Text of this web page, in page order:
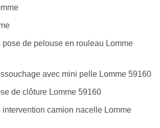
de pelouse en rouleau Lomme
avec mini pelle Lomme 59160
de clôture Lomme 59160
intervention camion nacelle Lomme